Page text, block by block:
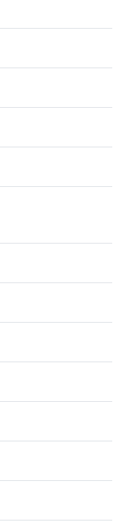
de
standardele
locatarilor,
Capitalei.
cumparator.